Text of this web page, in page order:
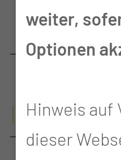
TUMORE
T
weiter,
Optionen
Hinweis auf
dieser